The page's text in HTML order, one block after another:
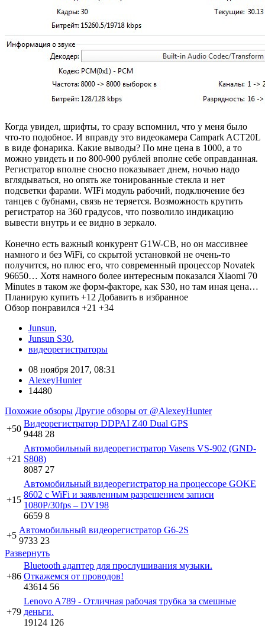
Когда увидел, шрифты, то сразу вспомнил, что у меня было
что-то подобное. И вправду это видеокамера Campark ACT20L
в виде фонарика. Какие выводы? По мне цена в 1000, а то
можно увидеть и по 800-900 рублей вполне себе оправданная.
Регистратор вполне сносно показывает днем, ночью надо
вглядываться, но опять же тонированные стекла и нет
подсветки фарами. WIFi модуль рабочий, подключение без
танцев с бубнами, связь не теряется. Возможность крутить
регистратор на 360 градусов, что позволило индикацию
вывести внутрь и ее видно в зеркало.
Конечно есть важный конкурент G1W-CB, но он массивнее
намного и без WiFi, со скрытой установкой не очень-то
получится, но плюс его, что современный процессор Novatek
96650… Хотя намного более интересным показался Xiaomi 70
Minutes в таком же форм-факторе, как S30, но там иная цена…
Планирую купить +12 Добавить в избранное
Обзор понравился +21 +34
Junsun,
Junsun S30,
видеорегистраторы
08 ноября 2017, 08:31
AlexeyHunter
14480
Похожие обзоры Другие обзоры от @AlexeyHunter
+50
Видеорегистратор DDPAI Z40 Dual GPS
9448 28
+21
Автомобильный видеорегистратор Vasens VS-902 (GND-
S808)
8087 27
+15
Автомобильный видеорегистратор на процессоре GOKE
8602 c WiFi и заявленным разрешением записи
1080P/30fps – DV198
6659 8
+5
Автомобильный видеорегистратор G6-2S
9733 23
Развернуть
+86
Bluetooth адаптер для прослушивания музыки.
Откажемся от проводов!
43614 56
+79
Lenovo A789 - Отличная рабочая трубка за смешные
деньги.
19124 126